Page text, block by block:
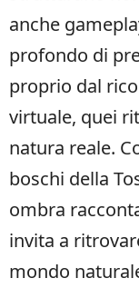
anche
profondo di
proprio dal
virtuale, quei
natura reale.
boschi della
ombra
invita a
mondo